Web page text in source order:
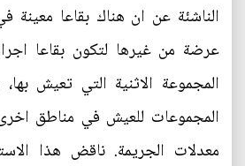
الناشئة عن ان هناك بقاعا معينة
عرضة من غيرها لتكون بقاعا
المجموعة الاثنية التي تعيش
المجموعات للعيش في مناطق
معدلات الجريمة. ناقض هذا